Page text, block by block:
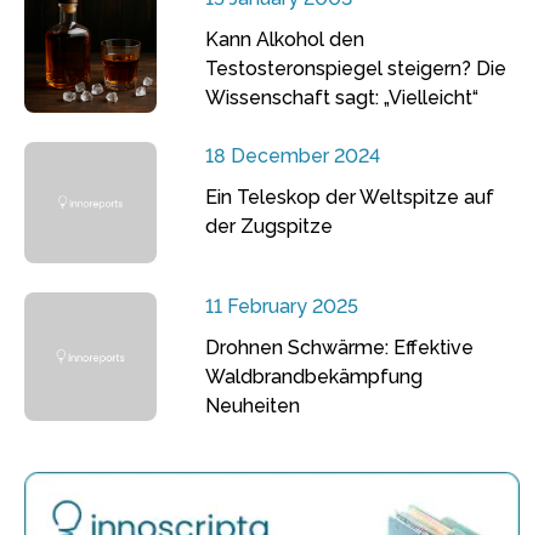
Kann Alkohol den
Testosteronspiegel steigern? Die
Wissenschaft sagt: „Vielleicht“
18 December 2024
Ein Teleskop der Weltspitze auf
der Zugspitze
11 February 2025
Drohnen Schwärme: Effektive
Waldbrandbekämpfung
Neuheiten